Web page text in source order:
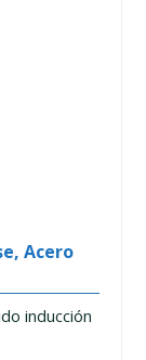
Acero
inducción